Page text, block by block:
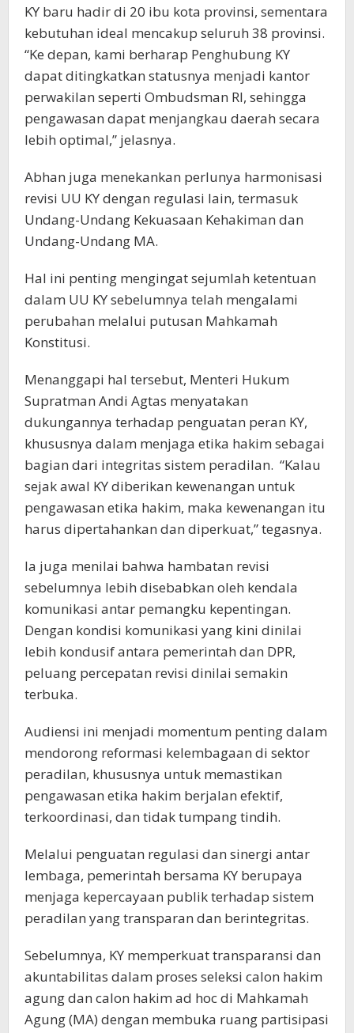
KY baru hadir di 20 ibu kota provinsi, sementara
kebutuhan ideal mencakup seluruh 38 provinsi.
“Ke depan, kami berharap Penghubung KY
dapat ditingkatkan statusnya menjadi kantor
perwakilan seperti Ombudsman RI, sehingga
pengawasan dapat menjangkau daerah secara
lebih optimal,” jelasnya.
Abhan juga menekankan perlunya harmonisasi
revisi UU KY dengan regulasi lain, termasuk
Undang-Undang Kekuasaan Kehakiman dan
Undang-Undang MA.
Hal ini penting mengingat sejumlah ketentuan
dalam UU KY sebelumnya telah mengalami
perubahan melalui putusan Mahkamah
Konstitusi.
Menanggapi hal tersebut, Menteri Hukum
Supratman Andi Agtas menyatakan
dukungannya terhadap penguatan peran KY,
khususnya dalam menjaga etika hakim sebagai
bagian dari integritas sistem peradilan. “Kalau
sejak awal KY diberikan kewenangan untuk
pengawasan etika hakim, maka kewenangan itu
harus dipertahankan dan diperkuat,” tegasnya.
Ia juga menilai bahwa hambatan revisi
sebelumnya lebih disebabkan oleh kendala
komunikasi antar pemangku kepentingan.
Dengan kondisi komunikasi yang kini dinilai
lebih kondusif antara pemerintah dan DPR,
peluang percepatan revisi dinilai semakin
terbuka.
Audiensi ini menjadi momentum penting dalam
mendorong reformasi kelembagaan di sektor
peradilan, khususnya untuk memastikan
pengawasan etika hakim berjalan efektif,
terkoordinasi, dan tidak tumpang tindih.
Melalui penguatan regulasi dan sinergi antar
lembaga, pemerintah bersama KY berupaya
menjaga kepercayaan publik terhadap sistem
peradilan yang transparan dan berintegritas.
Sebelumnya, KY memperkuat transparansi dan
akuntabilitas dalam proses seleksi calon hakim
agung dan calon hakim ad hoc di Mahkamah
Agung (MA) dengan membuka ruang partisipasi